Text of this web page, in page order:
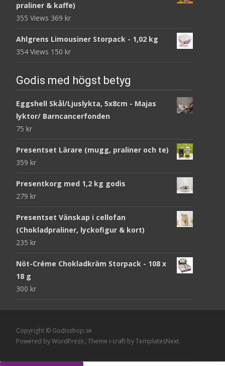
praliner & kaffe)
355 Views 369 kr
Ahlgrens Limousiner Storpack - 1,02 kg
354 Views 150 kr
Godis med högst betyg
Eggshell Skål/Ljuslykta, 5x8cm - Majas
lyktor/ Barncancerfonden
75 kr
Presentset Lärare (mugg, praliner och te)
359 kr
Presentkorg med 1,2 kg godis
279 kr
Presentset Vänskap i cellofan
(Chokladpraliner, lyckofigur & kort)
235 kr
Nöt-Créme Chokladkräm Storpack - 108 x
18 g
300 kr
Copyright © Godisshop.se
Powered by WordPress , Theme i-craft by TemplatesNext.